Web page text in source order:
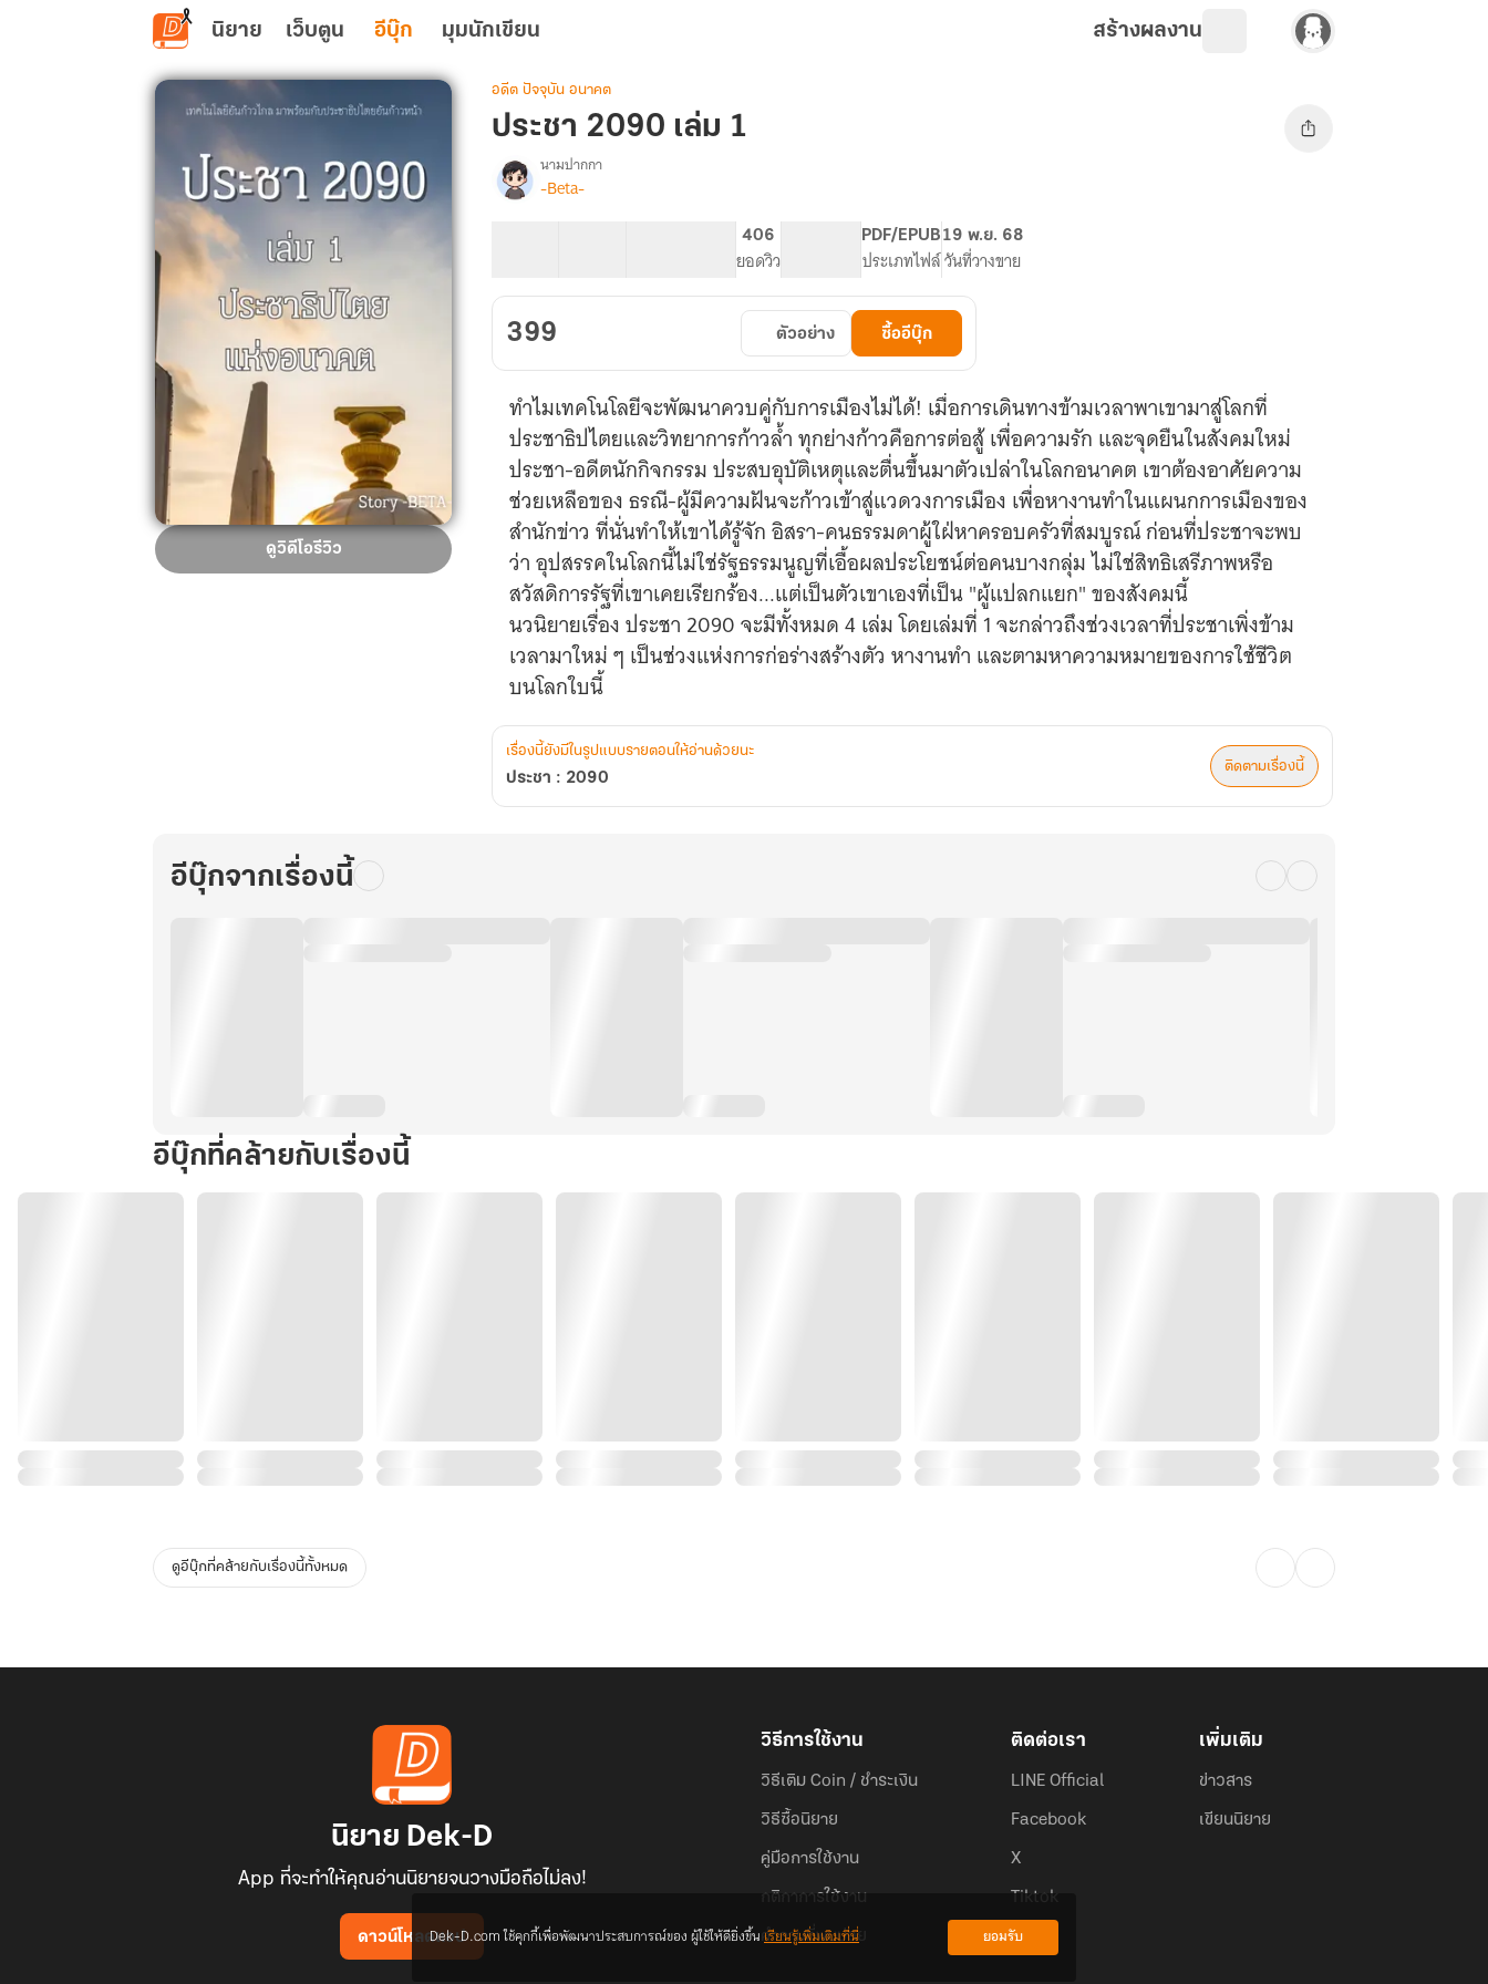
ข้ามไปยังเนื้อหาหลัก
นิยาย เว็บตูน อีบุ๊ก มุมนักเขียน สร้างผลงาน
ประชา
2090
ดูวิดีโอรีวิว
อดีต ปัจจุบัน อนาคต
ประชา 2090 เล่ม 1
เรื่อง
ประชา
นามปากกา
-Beta-
406
ยอดวิว
PDF/EPUB
ประเภทไฟล์
19 พ.ย. 68
วันที่วางขาย
399 ตัวอย่าง ซื้ออีบุ๊ก
ทำไมเทคโนโลยีจะพัฒนาควบคู่กับการเมืองไม่ได้! เมื่อการเดินทางข้ามเวลาพาเขามาสู่โลกที่
ประชาธิปไตยและวิทยาการก้าวล้ำ ทุกย่างก้าวคือการต่อสู้ เพื่อความรัก และจุดยืนในสังคมใหม่
ประชา-อดีตนักกิจกรรม ประสบอุบัติเหตุและตื่นขึ้นมาตัวเปล่าในโลกอนาคต เขาต้องอาศัยความ
ช่วยเหลือของ ธรณี-ผู้มีความฝันจะก้าวเข้าสู่แวดวงการเมือง เพื่อหางานทำในแผนกการเมืองของ
สำนักข่าว ที่นั่นทำให้เขาได้รู้จัก อิสรา-คนธรรมดาผู้ใฝ่หาครอบครัวที่สมบูรณ์ ก่อนที่ประชาจะพบ
ว่า อุปสรรคในโลกนี้ไม่ใช่รัฐธรรมนูญที่เอื้อผลประโยชน์ต่อคนบางกลุ่ม ไม่ใช่สิทธิเสรีภาพหรือ
สวัสดิการรัฐที่เขาเคยเรียกร้อง...แต่เป็นตัวเขาเองที่เป็น "ผู้แปลกแยก" ของสังคมนี้
นวนิยายเรื่อง ประชา 2090 จะมีทั้งหมด 4 เล่ม โดยเล่มที่ 1 จะกล่าวถึงช่วงเวลาที่ประชาเพิ่งข้าม
เวลามาใหม่ ๆ เป็นช่วงแห่งการก่อร่างสร้างตัว หางานทำ และตามหาความหมายของการใช้ชีวิต
บนโลกใบนี้
เรื่องนี้ยังมีในรูปแบบรายตอนให้อ่านด้วยนะ
ประชา : 2090
ติดตามเรื่องนี้
อีบุ๊กจากเรื่องนี้
อีบุ๊กที่คล้ายกับเรื่องนี้
ดูอีบุ๊กที่คล้ายกับเรื่องนี้ทั้งหมด
นิยาย Dek-D
App ที่จะทำให้คุณอ่านนิยายจนวางมือถือไม่ลง!
ดาวน์โหลดแอป
วิธีการใช้งาน
วิธีเติม Coin / ชำระเงิน
วิธีซื้อนิยาย
คู่มือการใช้งาน
กติกาการใช้งาน
คำถามที่พบบ่อย
ติดต่อเรา
LINE Official
Facebook
X
Tiktok
เพิ่มเติม
ข่าวสาร
เขียนนิยาย
Dek-D.com ใช้คุกกี้เพื่อพัฒนาประสบการณ์ของ ผู้ใช้ให้ดียิ่งขึ้นเรียนรู้เพิ่มเติมที่นี่ ยอมรับ